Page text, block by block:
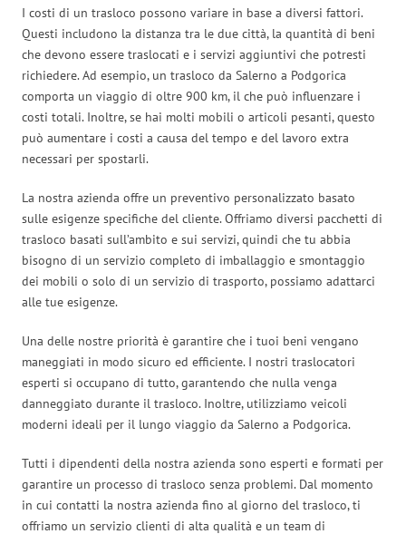
I costi di un trasloco possono variare in base a diversi fattori.
Questi includono la distanza tra le due città, la quantità di beni
che devono essere traslocati e i servizi aggiuntivi che potresti
richiedere. Ad esempio, un trasloco da Salerno a Podgorica
comporta un viaggio di oltre 900 km, il che può influenzare i
costi totali. Inoltre, se hai molti mobili o articoli pesanti, questo
può aumentare i costi a causa del tempo e del lavoro extra
necessari per spostarli.
La nostra azienda offre un preventivo personalizzato basato
sulle esigenze specifiche del cliente. Offriamo diversi pacchetti di
trasloco basati sull’ambito e sui servizi, quindi che tu abbia
bisogno di un servizio completo di imballaggio e smontaggio
dei mobili o solo di un servizio di trasporto, possiamo adattarci
alle tue esigenze.
Una delle nostre priorità è garantire che i tuoi beni vengano
maneggiati in modo sicuro ed efficiente. I nostri traslocatori
esperti si occupano di tutto, garantendo che nulla venga
danneggiato durante il trasloco. Inoltre, utilizziamo veicoli
moderni ideali per il lungo viaggio da Salerno a Podgorica.
Tutti i dipendenti della nostra azienda sono esperti e formati per
garantire un processo di trasloco senza problemi. Dal momento
in cui contatti la nostra azienda fino al giorno del trasloco, ti
offriamo un servizio clienti di alta qualità e un team di